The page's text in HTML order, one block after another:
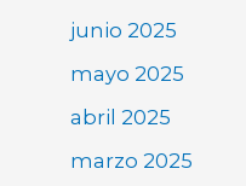
junio 2025
mayo 2025
abril 2025
marzo 2025